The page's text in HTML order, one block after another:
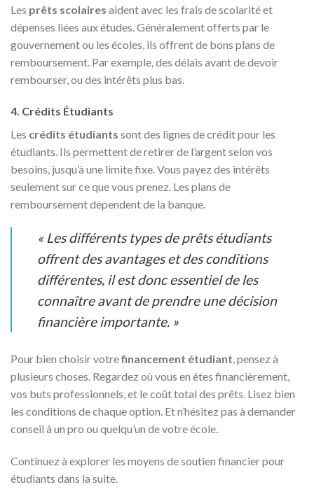
Les prêts scolaires aident avec les frais de scolarité et
dépenses liées aux études. Généralement offerts par le
gouvernement ou les écoles, ils offrent de bons plans de
remboursement. Par exemple, des délais avant de devoir
rembourser, ou des intérêts plus bas.
4. Crédits Étudiants
Les crédits étudiants sont des lignes de crédit pour les
étudiants. Ils permettent de retirer de l’argent selon vos
besoins, jusqu’à une limite fixe. Vous payez des intérêts
seulement sur ce que vous prenez. Les plans de
remboursement dépendent de la banque.
« Les différents types de prêts étudiants
offrent des avantages et des conditions
différentes, il est donc essentiel de les
connaître avant de prendre une décision
financière importante. »
Pour bien choisir votrefinancement étudiant, pensez à
plusieurs choses. Regardez où vous en êtes financièrement,
vos buts professionnels, et le coût total des prêts. Lisez bien
les conditions de chaque option. Et n’hésitez pas à demander
conseil à un pro ou quelqu’un de votre école.
Continuez à explorer les moyens de soutien financier pour
étudiants dans la suite.